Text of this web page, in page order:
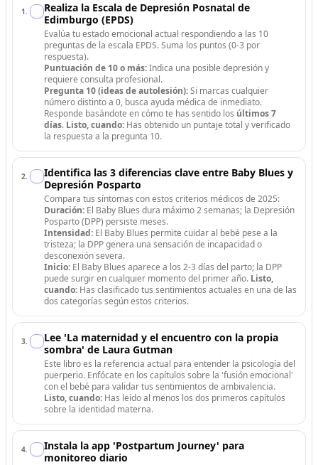
1 .
Realiza la Escala de Depresión Posnatal de
Edimburgo (EPDS)
Evalúa tu estado emocional actual respondiendo a las 10
preguntas de la escala EPDS. Suma los puntos (0-3 por
respuesta).
Puntuación de 10 o más:Indica una posible depresión y
requiere consulta profesional.
Pregunta 10 (ideas de autolesión):Si marcas cualquier
número distinto a 0, busca ayuda médica de inmediato.
Responde basándote en cómo te has sentido los últimos 7
días. Listo, cuando: Has obtenido un puntaje total y verificado
la respuesta a la pregunta 10.
2.
Identifica las 3 diferencias clave entre Baby Blues y
Depresión Posparto
Compara tus síntomas con estos criterios médicos de 2025:
Duración: El Baby Blues dura máximo 2 semanas; la Depresión
Posparto (DPP) persiste meses.
Intensidad: El Baby Blues permite cuidar al bebé pese a la
tristeza; la DPP genera una sensación de incapacidad o
desconexión severa.
Inicio: El Baby Blues aparece a los 2-3 días del parto; la DPP
puede surgir en cualquier momento del primer año. Listo,
cuando: Has clasificado tus sentimientos actuales en una de las
dos categorías según estos criterios.
3.
Lee 'La maternidad y el encuentro con la propia
sombra' de Laura Gutman
Este libro es la referencia actual para entender la psicología del
puerperio. Enfócate en los capítulos sobre la 'fusión emocional'
con el bebé para validar tus sentimientos de ambivalencia.
Listo, cuando: Has leído al menos los dos primeros capítulos
sobre la identidad materna.
4.
Instala la app 'Postpartum Journey' para
monitoreo diario